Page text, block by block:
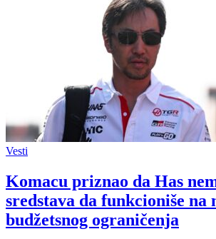
Vesti
Komacu priznao da Has
sredstava da funkcioniše na
budžetsnog ograničenja